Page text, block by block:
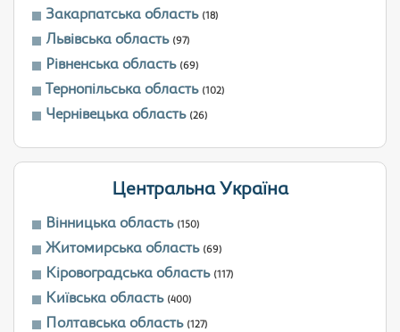
Закарпатська область (18)
Львівська область (97)
Рівненська область (69)
Тернопільська область (102)
Чернівецька область (26)
Центральна Україна
Вінницька область (150)
Житомирська область (69)
Кіровоградська область (117)
Київська область (400)
Полтавська область (127)